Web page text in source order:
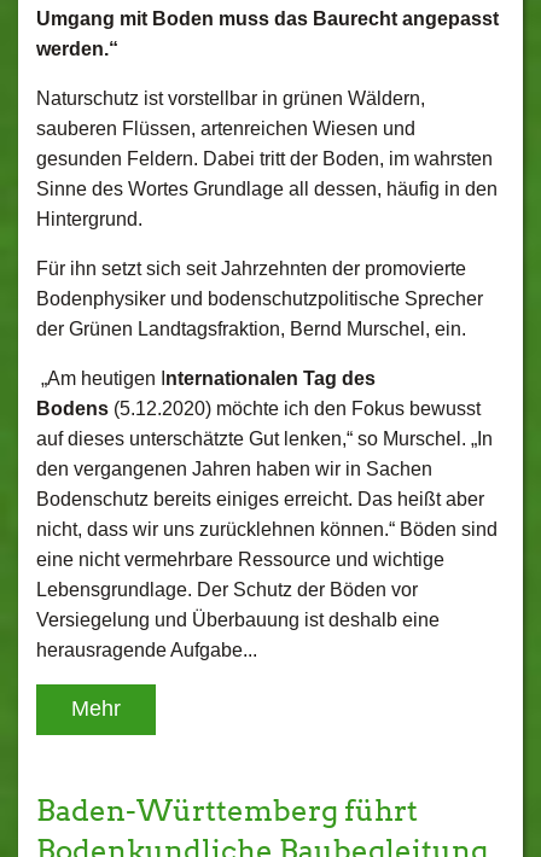
Umgang mit Boden muss das Baurecht angepasst
werden.“
Naturschutz ist vorstellbar in grünen Wäldern,
sauberen Flüssen, artenreichen Wiesen und
gesunden Feldern. Dabei tritt der Boden, im wahrsten
Sinne des Wortes Grundlage all dessen, häufig in den
Hintergrund.
Für ihn setzt sich seit Jahrzehnten der promovierte
Bodenphysiker und bodenschutzpolitische Sprecher
der Grünen Landtagsfraktion, Bernd Murschel, ein.
„Am heutigen I nternationalen Tag des
Bodens (5.12.2020) möchte ich den Fokus bewusst
auf dieses unterschätzte Gut lenken,“ so Murschel. „In
den vergangenen Jahren haben wir in Sachen
Bodenschutz bereits einiges erreicht. Das heißt aber
nicht, dass wir uns zurücklehnen können.“ Böden sind
eine nicht vermehrbare Ressource und wichtige
Lebensgrundlage. Der Schutz der Böden vor
Versiegelung und Überbauung ist deshalb eine
herausragende Aufgabe...
Mehr
Baden-Württemberg führt